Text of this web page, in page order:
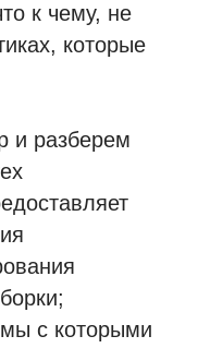
к чему, не
которые
и разберем
с которыми